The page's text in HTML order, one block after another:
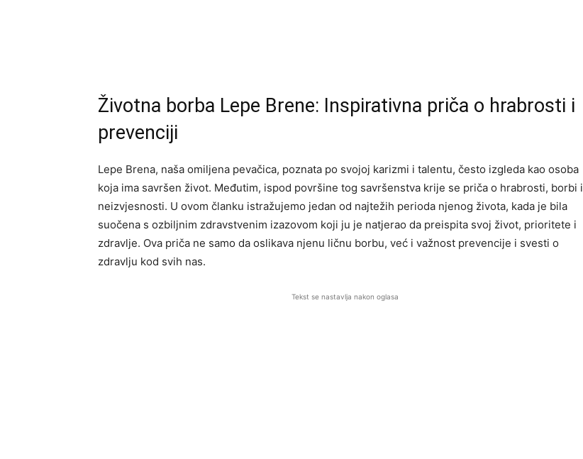
Životna borba Lepe Brene: Inspirativna priča o hrabrosti i
prevenciji
Lepe Brena, naša omiljena pevačica, poznata po svojoj karizmi i talentu, često izgleda kao osoba
koja ima savršen život. Međutim, ispod površine tog savršenstva krije se priča o hrabrosti, borbi i
neizvjesnosti. U ovom članku istražujemo jedan od najtežih perioda njenog života, kada je bila
suočena s ozbiljnim zdravstvenim izazovom koji ju je natjerao da preispita svoj život, prioritete i
zdravlje. Ova priča ne samo da oslikava njenu ličnu borbu, već i važnost prevencije i svesti o
zdravlju kod svih nas.
Tekst se nastavlja nakon oglasa